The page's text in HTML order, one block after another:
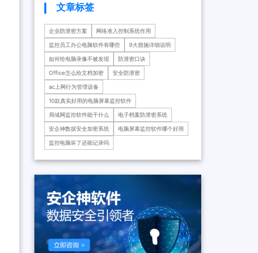
下辖重庆*制药有限公司、*医
药科技重庆有限公司、重庆*肿
瘤医院等十余家子公司...
文章标签
企业防泄密方案
网络准入控制系统作用
监控员工办公电脑软件有哪些
9大措施详细说明
如何给电脑录像不被发现
防泄密口诀
Office怎么给文档加密
安全防泄密
ac上网行为管理设备
10款真实好用的电脑屏幕监控软件
局域网监控软件能干什么
电子档案防泄密系统
安企神数据安全加密系统
电脑屏幕监控软件哪个好用
监控电脑坏了还能记录吗